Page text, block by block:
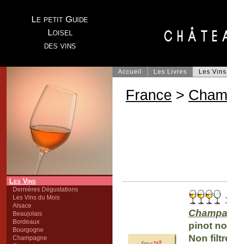
Le petit Guide
Loisel
des vins
Les Vins
Dernières Dégustations
Les Vins du Mois
Alsace
Beaujolais
Bordeaux
Bourgogne
Champagne
Accueil Les Livres Les Vins
France >
pinot
Non